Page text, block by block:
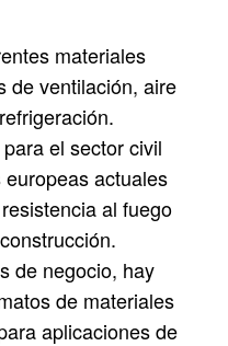
materiales
de ventilación, aire
el sector civil
actuales
al fuego
de negocio, hay
de materiales
aplicaciones de